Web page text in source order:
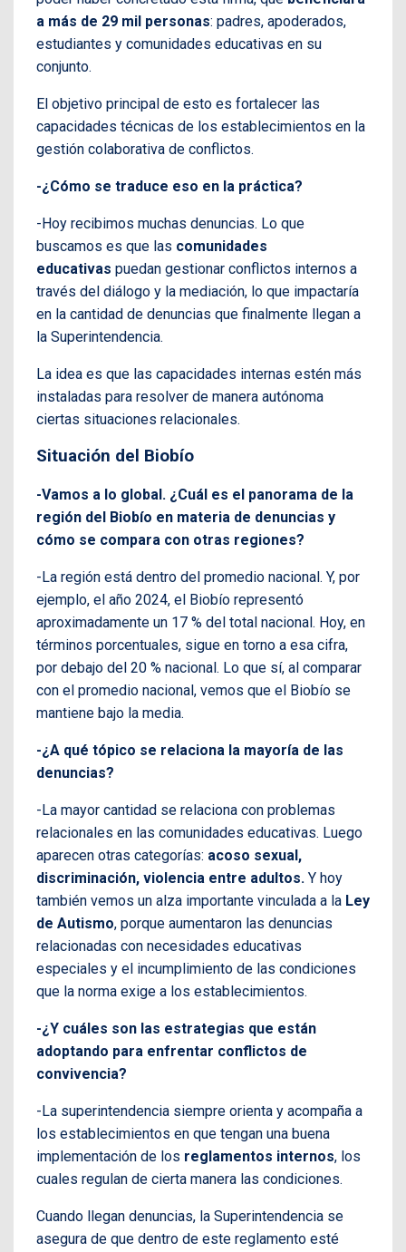
a más de 29 mil personas: padres, apoderados,
estudiantes y comunidades educativas en su
conjunto.
El objetivo principal de esto es fortalecer las
capacidades técnicas de los establecimientos en la
gestión colaborativa de conflictos.
-¿Cómo se traduce eso en la práctica?
-Hoy recibimos muchas denuncias. Lo que
buscamos es que las comunidades
educativas puedan gestionar conflictos internos a
través del diálogo y la mediación, lo que impactaría
en la cantidad de denuncias que finalmente llegan a
la Superintendencia.
La idea es que las capacidades internas estén más
instaladas para resolver de manera autónoma
ciertas situaciones relacionales.
Situación del Biobío
-Vamos a lo global. ¿Cuál es el panorama de la
región del Biobío en materia de denuncias y
cómo se compara con otras regiones?
-La región está dentro del promedio nacional. Y, por
ejemplo, el año 2024, el Biobío representó
aproximadamente un 17 % del total nacional. Hoy, en
términos porcentuales, sigue en torno a esa cifra,
por debajo del 20 % nacional. Lo que sí, al comparar
con el promedio nacional, vemos que el Biobío se
mantiene bajo la media.
-¿A qué tópico se relaciona la mayoría de las
denuncias?
-La mayor cantidad se relaciona con problemas
relacionales en las comunidades educativas. Luego
aparecen otras categorías: acoso sexual,
discriminación, violencia entre adultos. Y hoy
también vemos un alza importante vinculada a la Ley
de Autismo, porque aumentaron las denuncias
relacionadas con necesidades educativas
especiales y el incumplimiento de las condiciones
que la norma exige a los establecimientos.
-¿Y cuáles son las estrategias que están
adoptando para enfrentar conflictos de
convivencia?
-La superintendencia siempre orienta y acompaña a
los establecimientos en que tengan una buena
implementación de los reglamentos internos, los
cuales regulan de cierta manera las condiciones.
Cuando llegan denuncias, la Superintendencia se
asegura de que dentro de este reglamento esté